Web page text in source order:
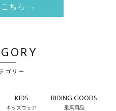
ちら →
ゴリー
KIDS
キッズウェア
RIDING GOODS
乗馬用品